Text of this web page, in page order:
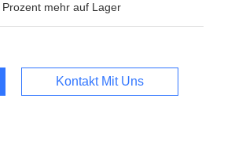
Prozent mehr auf Lager
Kontakt Mit Uns